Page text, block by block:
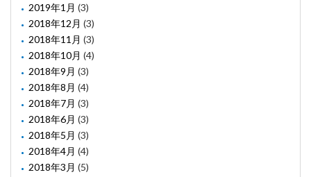
2019年1月 (3)
2018年12月 (3)
2018年11月 (3)
2018年10月 (4)
2018年9月 (3)
2018年8月 (4)
2018年7月 (3)
2018年6月 (3)
2018年5月 (3)
2018年4月 (4)
2018年3月 (5)